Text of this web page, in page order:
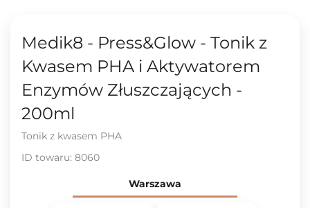
Medik8 - Press&Glow - Tonik z
Kwasem PHA i Aktywatorem
Enzymów Złuszczających -
200ml
Tonik z kwasem PHA
ID towaru: 8060
Warszawa